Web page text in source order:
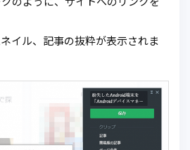
イル、記事の抜粋が表示されま